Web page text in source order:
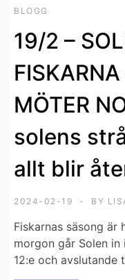
BLOGG
19/2 –
MÖTER
solens
allt blir
2024-02-19 BY
Fiskarnas säsong är
morgon går Solen in
12:e och avslutande